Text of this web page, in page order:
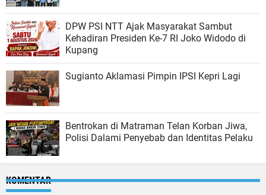
DPW PSI NTT Ajak Masyarakat Sambut
Kehadiran Presiden Ke-7 RI Joko Widodo di
Kupang
Sugianto Aklamasi Pimpin IPSI Kepri Lagi
Bentrokan di Matraman Telan Korban Jiwa,
Polisi Dalami Penyebab dan Identitas Pelaku
KOMENTAR